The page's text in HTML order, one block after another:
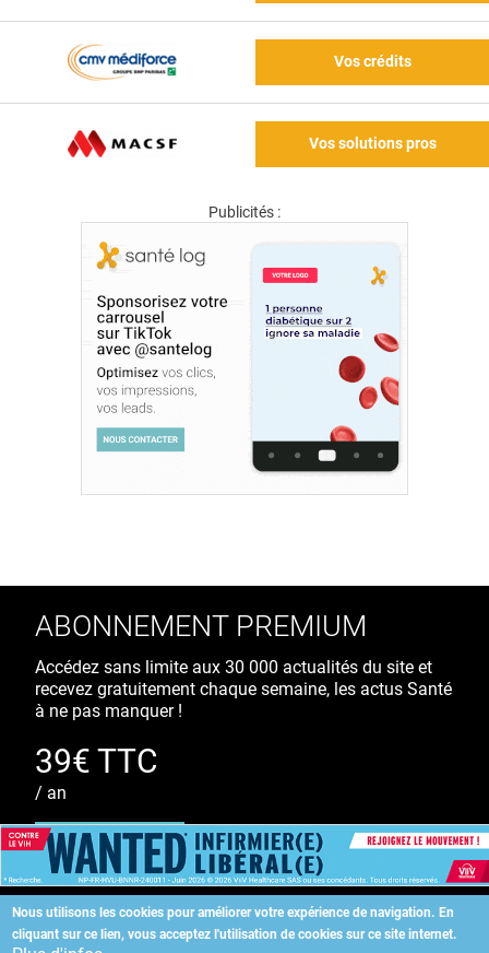
Vos crédits
Vos solutions pros
Publicités :
Nous utilisons les cookies pour améliorer votre expérience de navigation. En
cliquant sur ce lien, vous acceptez l'utilisation de cookies sur ce site internet.
ABONNEMENT PREMIUM
Accédez sans limite aux 30 000 actualités du site et
recevez gratuitement chaque semaine, les actus Santé
à ne pas manquer !
39€ TTC
/ an
S'ABONNER
Copyright©2026 ALLIEDHEALTH